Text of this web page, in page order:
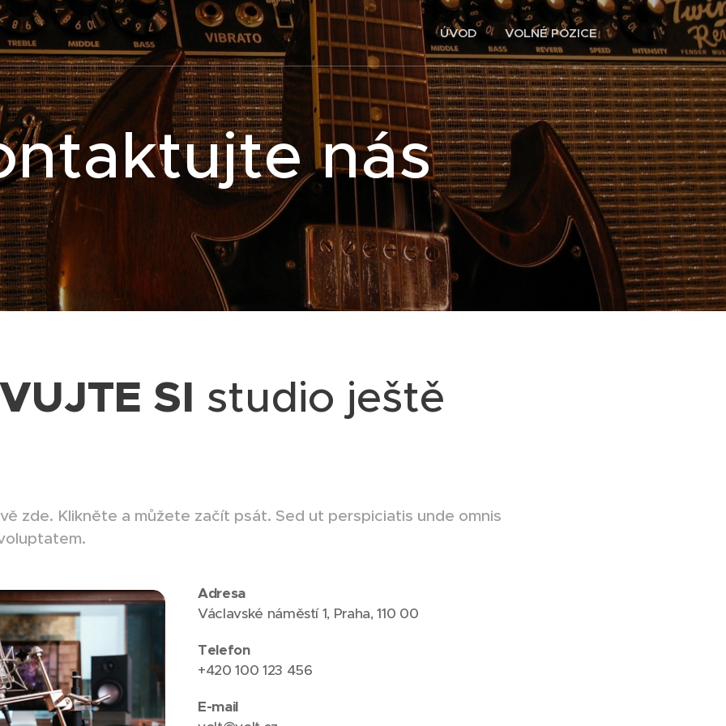
ÚVOD VOLNÉ POZICE
nás
SI studio ještě
zde. Klikněte a můžete začít psát. Sed ut perspiciatis unde omnis
Adresa
Václavské náměstí 1, Praha, 110 00
Telefon
+420 100 123 456
E-mail